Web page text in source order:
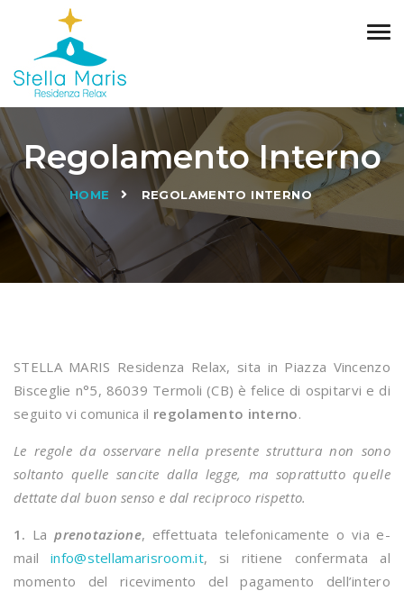
Regolamento Interno
HOME REGOLAMENTO INTERNO
STELLA MARIS Residenza Relax, sita in Piazza Vincenzo
Bisceglie n°5, 86039 Termoli (CB) è felice di ospitarvi e di
seguito vi comunica il regolamento interno.
Le regole da osservare nella presente struttura non sono
soltanto quelle sancite dalla legge, ma soprattutto quelle
dettate dal buon senso e dal reciproco rispetto.
1. Laprenotazione, effettuata telefonicamente o via e-
mailinfo@stellamarisroom.it, si ritiene confermata al
momento del ricevimento del pagamento dell’intero